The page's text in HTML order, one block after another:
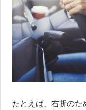
たとえば、右折のた